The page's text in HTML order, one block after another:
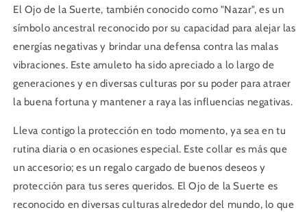
El Ojo de la Suerte, también conocido como "Nazar", es un
símbolo ancestral reconocido por su capacidad para alejar las
energías negativas y brindar una defensa contra las malas
vibraciones. Este amuleto ha sido apreciado a lo largo de
generaciones y en diversas culturas por su poder para atraer
la buena fortuna y mantener a raya las influencias negativas.
Lleva contigo la protección en todo momento, ya sea en tu
rutina diaria o en ocasiones especial. Este collar es más que
un accesorio; es un regalo cargado de buenos deseos y
protección para tus seres queridos. El Ojo de la Suerte es
reconocido en diversas culturas alrededor del mundo, lo que